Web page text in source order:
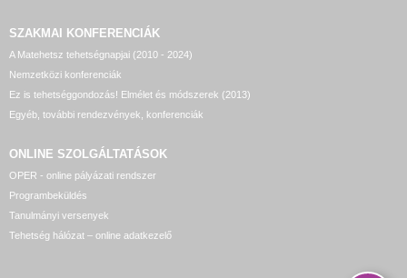
SZAKMAI KONFERENCIÁK
A Matehetsz tehetségnapjai (2010 - 2024)
Nemzetközi konferenciák
Ez is tehetséggondozás! Elmélet és módszerek (2013)
Egyéb, további rendezvények, konferenciák
ONLINE SZOLGÁLTATÁSOK
OPER - online pályázati rendszer
Programbeküldés
Tanulmányi versenyek
Tehetség hálózat – online adatkezelő